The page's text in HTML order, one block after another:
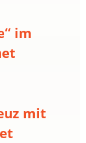
im
mit